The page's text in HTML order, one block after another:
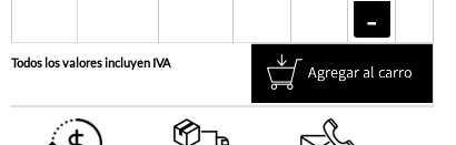
Todos los valores incluyen IVA